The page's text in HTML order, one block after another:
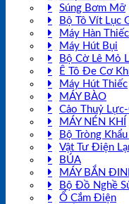
Súng Bơm Mỡ
Bộ Tô Vít Lục
Máy Hàn
Máy Hút Bụi
Bộ Cờ Lê Mỏ
Ê Tô Đe Cơ
Máy Hút Thiếc
MÁY BÀO
Cảo Thuỷ
MÁY NÉN KHÍ
Bộ Tròng
Vật Tư Điện
BÚA
MÁY BẮN
Bộ Đồ Nghề
Ổ Cắm Điện